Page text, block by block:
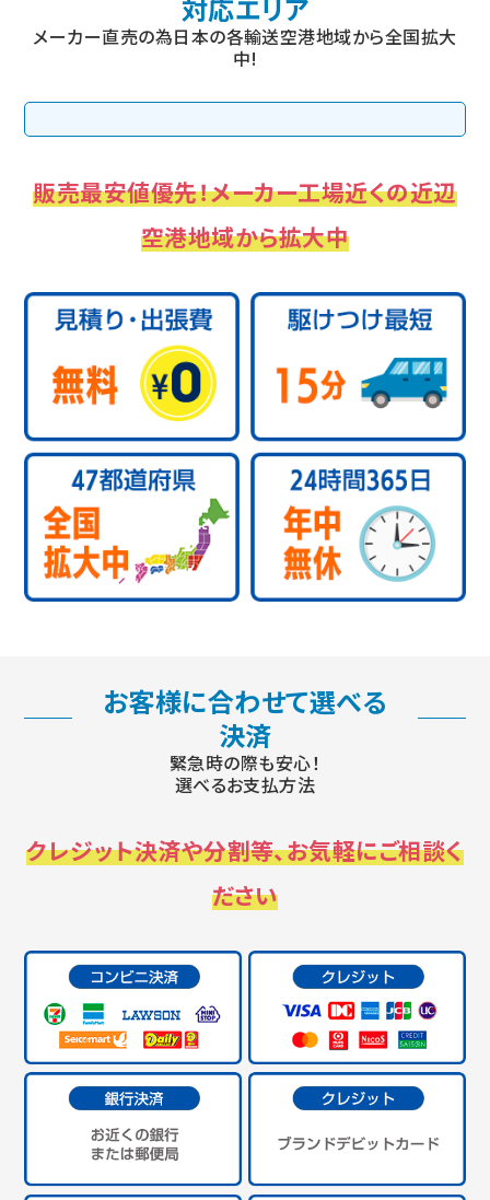
対応エリア
メーカー直売の為日本の各輸送空港地域から全国拡大
中!
販売最安値優先！メーカー工場近くの近辺
空港地域から拡大中
お客様に合わせて選べる
決済
緊急時の際も安心！
選べるお支払方法
クレジット決済や分割等、お気軽にご相談く
ださい